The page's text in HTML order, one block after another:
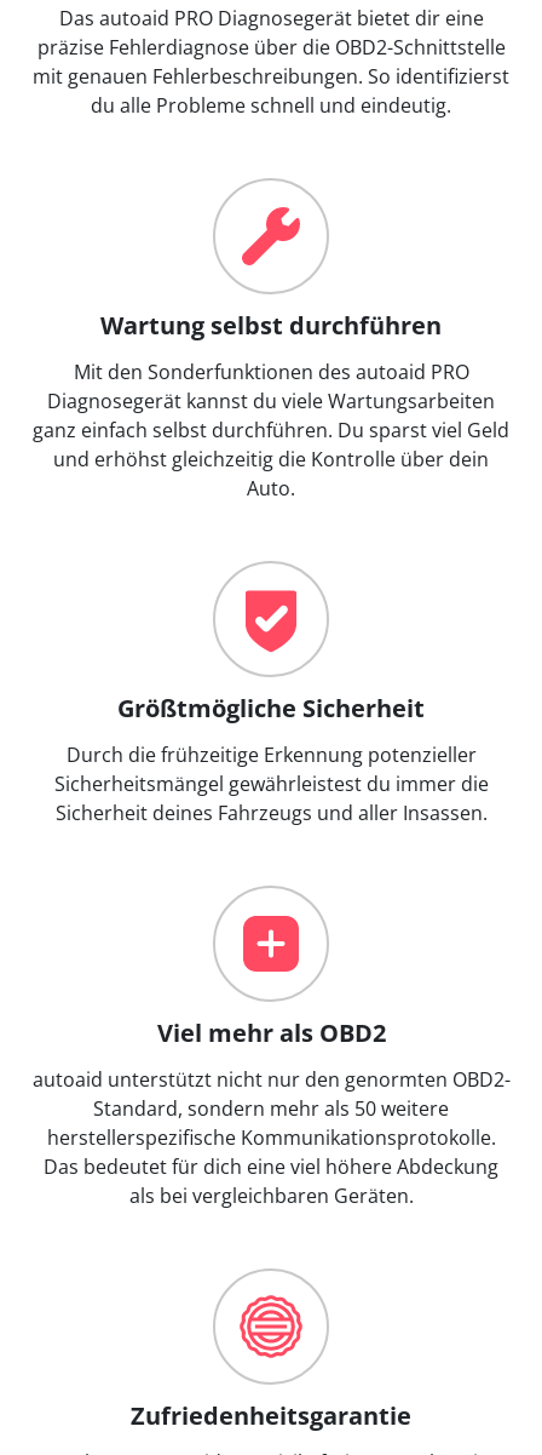
Das autoaid PRO Diagnosegerät bietet dir eine
präzise Fehlerdiagnose über die OBD2-Schnittstelle
mit genauen Fehlerbeschreibungen. So identifizierst
du alle Probleme schnell und eindeutig.
Wartung selbst durchführen
Mit den Sonderfunktionen des autoaid PRO
Diagnosegerät kannst du viele Wartungsarbeiten
ganz einfach selbst durchführen. Du sparst viel Geld
und erhöhst gleichzeitig die Kontrolle über dein
Auto.
Größtmögliche Sicherheit
Durch die frühzeitige Erkennung potenzieller
Sicherheitsmängel gewährleistest du immer die
Sicherheit deines Fahrzeugs und aller Insassen.
Viel mehr als OBD2
autoaid unterstützt nicht nur den genormten OBD2-
Standard, sondern mehr als 50 weitere
herstellerspezifische Kommunikationsprotokolle.
Das bedeutet für dich eine viel höhere Abdeckung
als bei vergleichbaren Geräten.
Zufriedenheitsgarantie